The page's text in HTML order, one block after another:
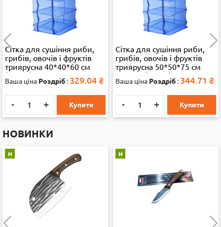
Сітка для сушіння риби,
грибів, овочів і фруктів
триярусна 40*40*60 см
(13286)
Ваша ціна Роздріб : 329.04 ₴
- + Купити
Сітка для сушіння риби,
грибів, овочів і фруктів
триярусна 50*50*75 см
велика (35892)
Ваша ціна Роздріб : 344.71 ₴
- + Купити
НОВИНКИ
Н Н